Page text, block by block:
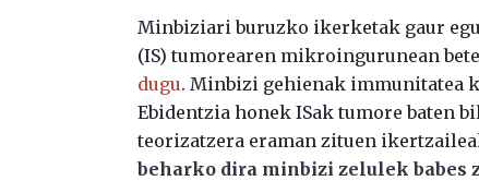
Minbiziari buruzko ikerketak gaur
(IS) tumorearen mikroingurunean
dugu. Minbizi gehienak immunitatea
Ebidentzia honek ISak tumore baten
teorizatzera eraman zituen
beharko dira minbizi zelulek babes